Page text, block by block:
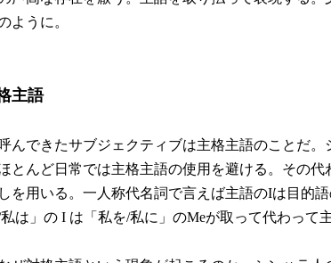
ように。
主語
んできたサブジェクティブは主格主語のことだ。
とんど日常では主格主語の使用を避ける。その代
を用いる。一人称代名詞で言えば主語のIは目的語
は」の I は「私を/私に」のMeが取って代わって